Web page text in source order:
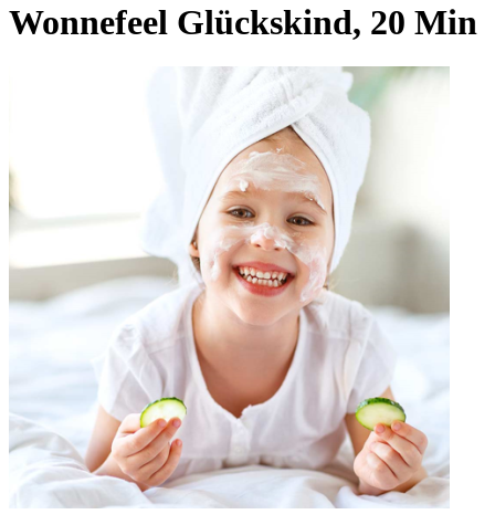
Wonnefeel Glückskind, 20 Min